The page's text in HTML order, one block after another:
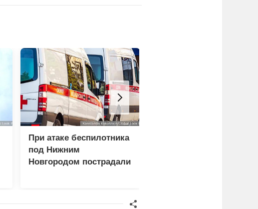
При атаке беспилотника
под Нижним
Новгородом пострадали